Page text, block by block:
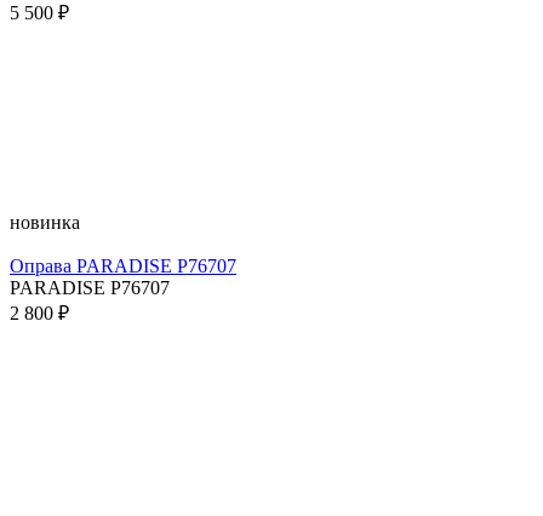
5 500 ₽
новинка
Оправа PARADISE P76707
PARADISE P76707
2 800 ₽